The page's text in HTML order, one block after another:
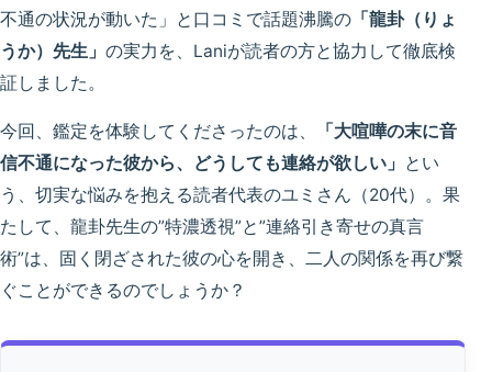
不通の状況が動いた」と口コミで話題沸騰の 「龍卦（りょ
うか）先生」 の実力を、Laniが読者の方と協力して徹底検
証しました。
今回、鑑定を体験してくださったのは、
「大喧嘩の末に音
信不通になった彼から、どうしても連絡が欲しい」 とい
う、切実な悩みを抱える読者代表のユミさん（20代）。果
たして、龍卦先生の”特濃透視”と”連絡引き寄せの真言
術”は、固く閉ざされた彼の心を開き、二人の関係を再び繋
ぐことができるのでしょうか？